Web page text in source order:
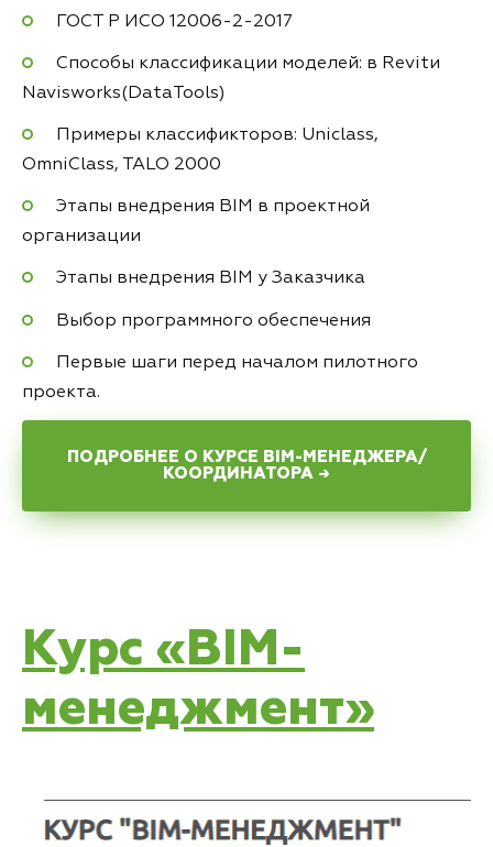
ГОСТ Р ИСО 12006-2-2017
Способы классификации моделей: в Revitи
Navisworks(DataTools)
Примеры классификторов: Uniclass,
OmniClass, TALO 2000
Этапы внедрения BIM в проектной
организации
Этапы внедрения BIM у Заказчика
Выбор программного обеспечения
Первые шаги перед началом пилотного
проекта.
ПОДРОБНЕЕ О КУРСЕ BIM-МЕНЕДЖЕРА/
КООРДИНАТОРА →
Курс «BIM-
менеджмент»